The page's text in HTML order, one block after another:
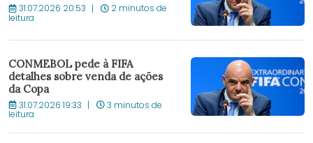
31.07.2026 20:53 2 minutos de
leitura
CONMEBOL pede à FIFA
detalhes sobre venda de ações
da Copa
31.07.2026 19:33 3 minutos de
leitura